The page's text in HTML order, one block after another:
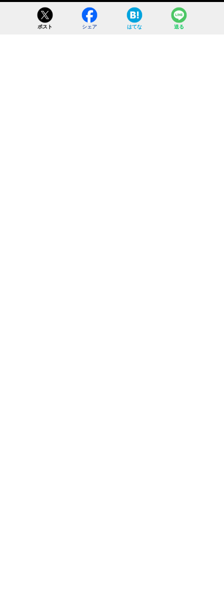
ポスト シェア はてな 送る